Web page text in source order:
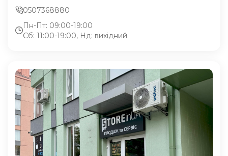
0507368880
Пн-Пт: 09:00-19:00
Сб: 11:00-19:00, Нд: вихідний